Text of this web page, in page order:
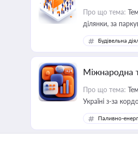
Про що тема:
Будівельна
Міжнародна
Про що тема:
Україні з-за
Паливно-